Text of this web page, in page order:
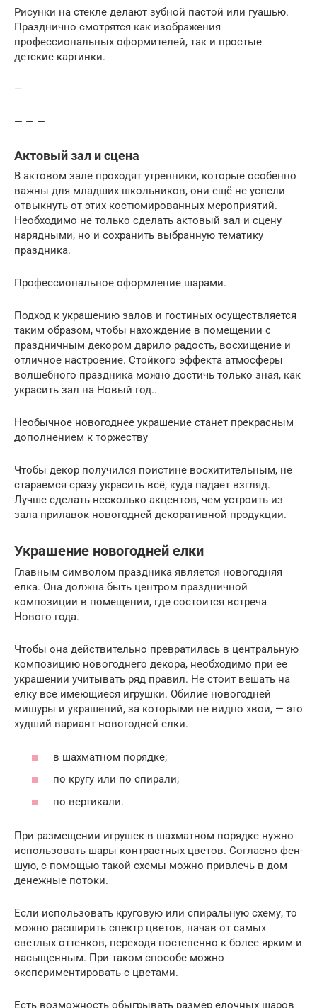
Рисунки на стекле делают зубной пастой или гуашью.
Празднично смотрятся как изображения
профессиональных оформителей, так и простые
детские картинки.
—
— — —
Актовый зал и сцена
В актовом зале проходят утренники, которые особенно
важны для младших школьников, они ещё не успели
отвыкнуть от этих костюмированных мероприятий.
Необходимо не только сделать актовый зал и сцену
нарядными, но и сохранить выбранную тематику
праздника.
Профессиональное оформление шарами.
Подход к украшению залов и гостиных осуществляется
таким образом, чтобы нахождение в помещении с
праздничным декором дарило радость, восхищение и
отличное настроение. Стойкого эффекта атмосферы
волшебного праздника можно достичь только зная, как
украсить зал на Новый год..
Необычное новогоднее украшение станет прекрасным
дополнением к торжеству
Чтобы декор получился поистине восхитительным, не
стараемся сразу украсить всё, куда падает взгляд.
Лучше сделать несколько акцентов, чем устроить из
зала прилавок новогодней декоративной продукции.
Украшение новогодней елки
Главным символом праздника является новогодняя
елка. Она должна быть центром праздничной
композиции в помещении, где состоится встреча
Нового года.
Чтобы она действительно превратилась в центральную
композицию новогоднего декора, необходимо при ее
украшении учитывать ряд правил. Не стоит вешать на
елку все имеющиеся игрушки. Обилие новогодней
мишуры и украшений, за которыми не видно хвои, — это
худший вариант новогодней елки.
в шахматном порядке;
по кругу или по спирали;
по вертикали.
При размещении игрушек в шахматном порядке нужно
использовать шары контрастных цветов. Согласно фен-
шую, с помощью такой схемы можно привлечь в дом
денежные потоки.
Если использовать круговую или спиральную схему, то
можно расширить спектр цветов, начав от самых
светлых оттенков, переходя постепенно к более ярким и
насыщенным. При таком способе можно
экспериментировать с цветами.
Есть возможность обыгрывать размер елочных шаров